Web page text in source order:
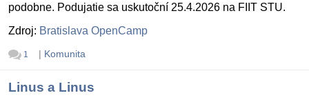
podobne. Podujatie sa uskutoční 25.4.2026 na FIIT STU.
Zdroj: Bratislava OpenCamp
1 | Komunita
Linus a Linus